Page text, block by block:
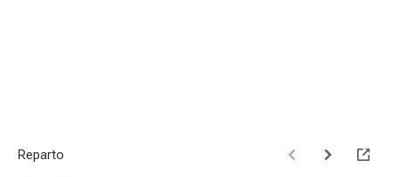
Reparto